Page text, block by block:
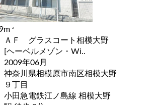
2
ＡＦ グラスコート相模大野
[ヘーベルメゾン・Wi..
2009年06月
神奈川県相模原市南区相模大野
９丁目
小田急電鉄江ノ島線 相模大野